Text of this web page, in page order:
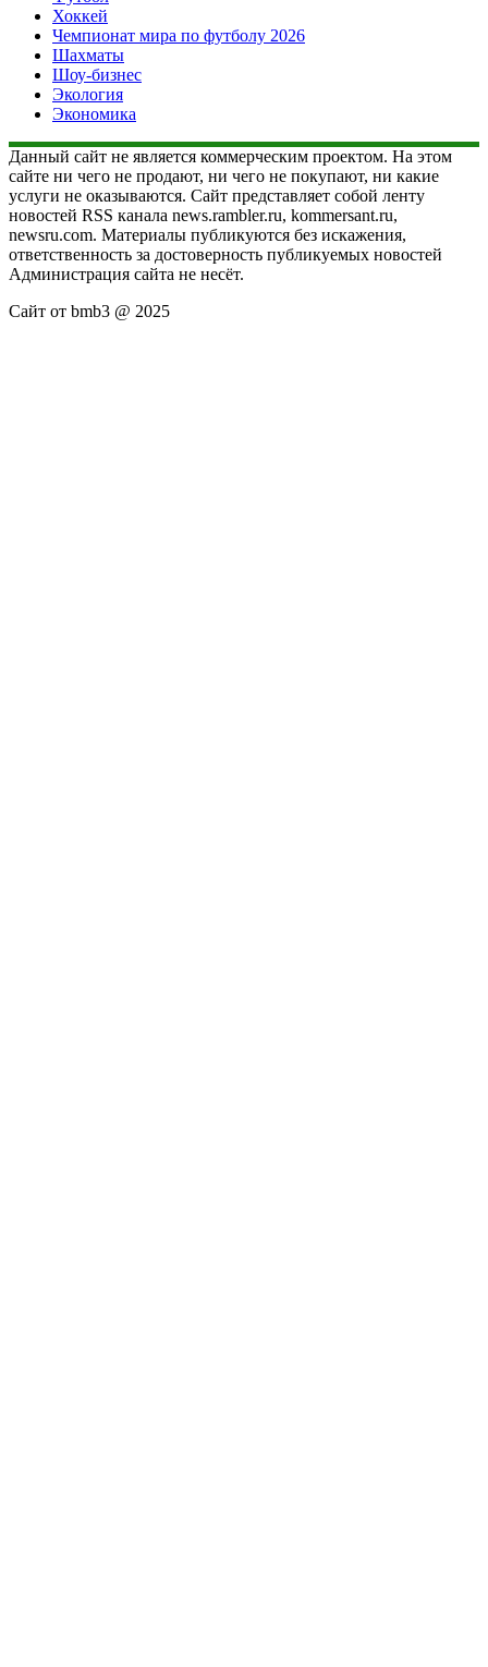
Хоккей
Чемпионат мира по футболу 2026
Шахматы
Шоу-бизнес
Экология
Экономика
Данный сайт не является коммерческим проектом. На этом
сайте ни чего не продают, ни чего не покупают, ни какие
услуги не оказываются. Сайт представляет собой ленту
новостей RSS канала news.rambler.ru, kommersant.ru,
newsru.com. Материалы публикуются без искажения,
ответственность за достоверность публикуемых новостей
Администрация сайта не несёт.
Сайт от bmb3 @ 2025